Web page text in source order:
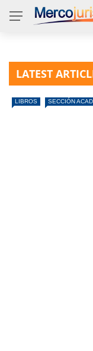
LATEST
LIBROS SECCIÓN